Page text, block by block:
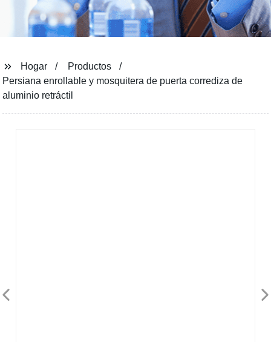
Hogar
Productos
Persiana enrollable y mosquitera de puerta corrediza de
aluminio retráctil